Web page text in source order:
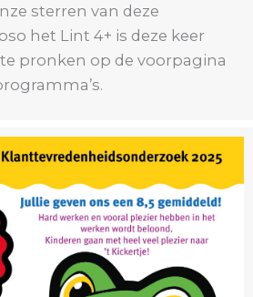
sterren van deze
het Lint 4+ is deze keer
pronken op de voorpagina